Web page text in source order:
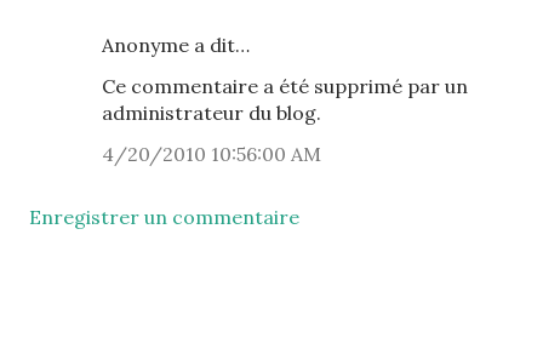
Anonyme a dit…
Ce commentaire a été supprimé par un
administrateur du blog.
4/20/2010 10:56:00 AM
Enregistrer un commentaire